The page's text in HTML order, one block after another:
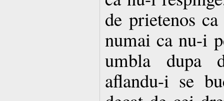
de prietenos
numai ca nu-i
umbla dupa
aflandu-i se